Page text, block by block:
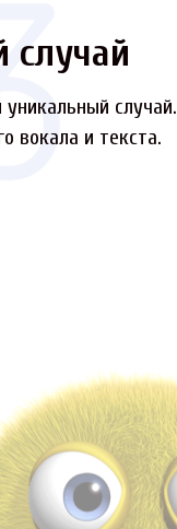
случай
случай.
вокала и текста.